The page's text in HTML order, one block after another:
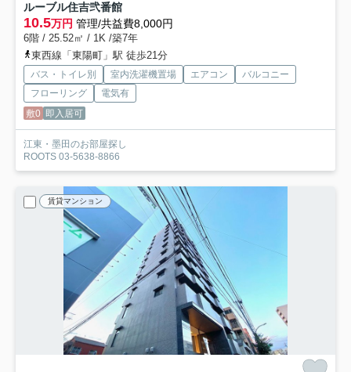
ルーブル住吉弐番館
10.5万円 管理/共益費8,000円
6階 / 25.52㎡ / 1K /築7年
東西線「東陽町」駅 徒歩21分
バス・トイレ別 室内洗濯機置場 エアコン
バルコニー
フローリング
電気有
敷0 即入居可
江東・墨田のお部屋探し
ROOTS 03-5638-8866
賃貸マンション